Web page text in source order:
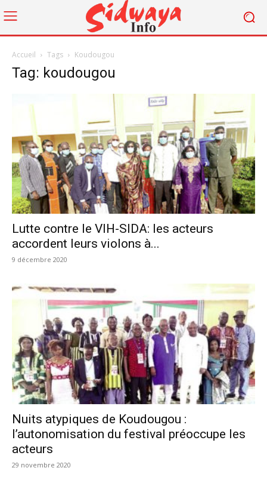
Accueil Tags Koudougou
Tag: koudougou
Lutte contre le VIH-SIDA: les acteurs
accordent leurs violons à...
9 décembre 2020
Nuits atypiques de Koudougou :
l’autonomisation du festival préoccupe les
acteurs
29 novembre 2020